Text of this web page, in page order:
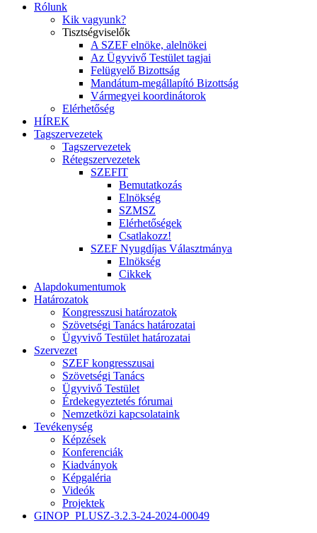
Rólunk
Kik vagyunk?
Tisztségviselők
A SZEF elnöke, alelnökei
Az Ügyvivő Testület tagjai
Felügyelő Bizottság
Mandátum-megállapító Bizottság
Vármegyei koordinátorok
Elérhetőség
HÍREK
Tagszervezetek
Tagszervezetek
Rétegszervezetek
SZEFIT
Bemutatkozás
Elnökség
SZMSZ
Elérhetőségek
Csatlakozz!
SZEF Nyugdíjas Választmánya
Elnökség
Cikkek
Alapdokumentumok
Határozatok
Kongresszusi határozatok
Szövetségi Tanács határozatai
Ügyvivő Testület határozatai
Szervezet
SZEF kongresszusai
Szövetségi Tanács
Ügyvivő Testület
Érdekegyeztetés fórumai
Nemzetközi kapcsolataink
Tevékenység
Képzések
Konferenciák
Kiadványok
Képgaléria
Videók
Projektek
GINOP_PLUSZ-3.2.3-24-2024-00049